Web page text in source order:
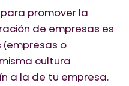
promover la
de empresas es
o
cultura
a la de tu empresa.